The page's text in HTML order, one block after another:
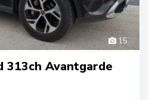
15
313ch Avantgarde